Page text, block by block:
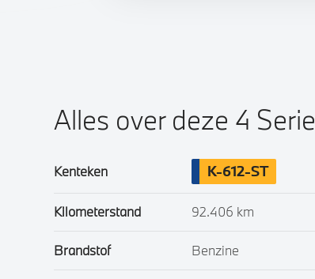
Alles over deze 4 Serie
Kenteken K-612-ST
Kilometerstand 92.406 km
Brandstof Benzine